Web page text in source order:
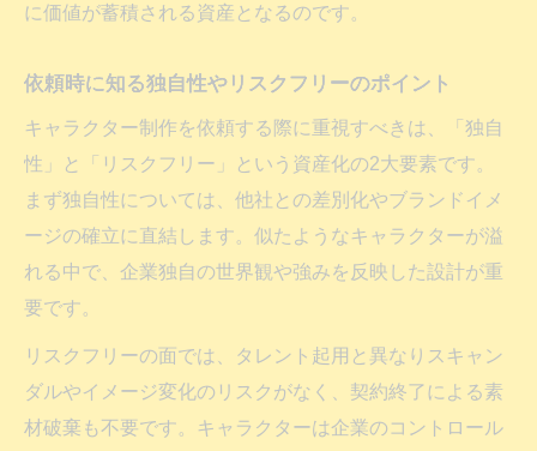
に価値が蓄積される資産となるのです。
依頼時に知る独自性やリスクフリーのポイント
キャラクター制作を依頼する際に重視すべきは、「独自
性」と「リスクフリー」という資産化の2大要素です。
まず独自性については、他社との差別化やブランドイメ
ージの確立に直結します。似たようなキャラクターが溢
れる中で、企業独自の世界観や強みを反映した設計が重
要です。
リスクフリーの面では、タレント起用と異なりスキャン
ダルやイメージ変化のリスクがなく、契約終了による素
材破棄も不要です。キャラクターは企業のコントロール